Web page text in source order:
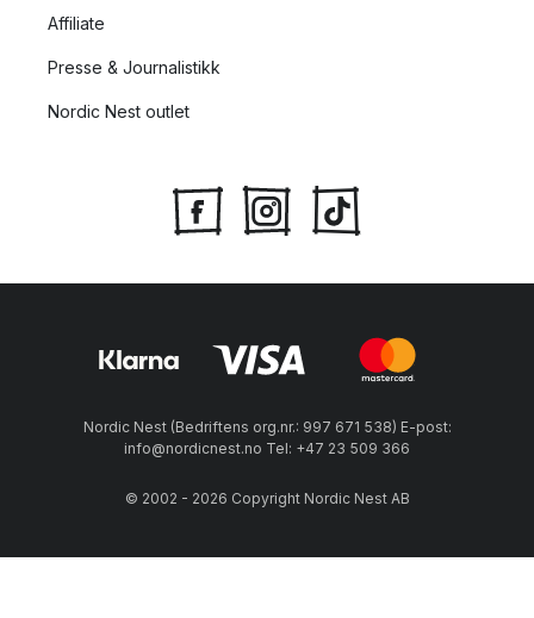
Affiliate
Presse & Journalistikk
Nordic Nest outlet
Nordic Nest (Bedriftens org.nr.: 997 671 538) E-post:
info@nordicnest.no Tel: +47 23 509 366
© 2002 - 2026 Copyright Nordic Nest AB